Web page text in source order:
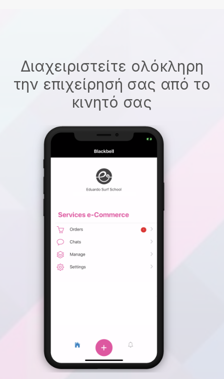
Διαχειριστείτε ολόκληρη
την επιχείρησή σας από το
κινητό σας